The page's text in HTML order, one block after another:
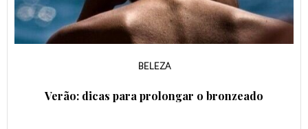
BELEZA
Verão: dicas para prolongar o bronzeado